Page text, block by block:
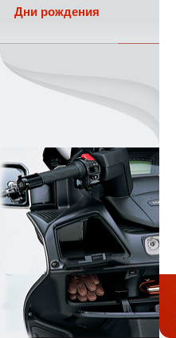
Дни рождения